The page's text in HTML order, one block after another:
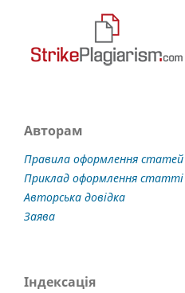
Авторам
Правила оформлення статей
Приклад оформлення статті
Авторська довідка
Заява
Індексація